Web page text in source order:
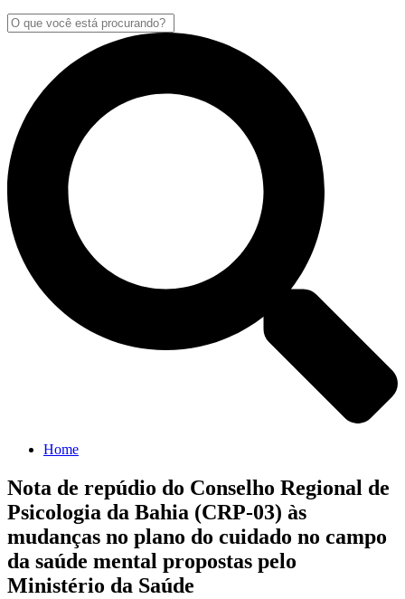
Home
Nota de repúdio do Conselho Regional de
Psicologia da Bahia (CRP-03) às
mudanças no plano do cuidado no campo
da saúde mental propostas pelo
Ministério da Saúde